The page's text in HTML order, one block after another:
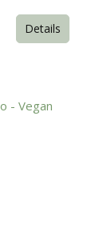
Details